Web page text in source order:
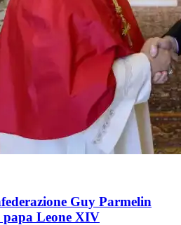
Guy Parmelin
papa Leone XIV